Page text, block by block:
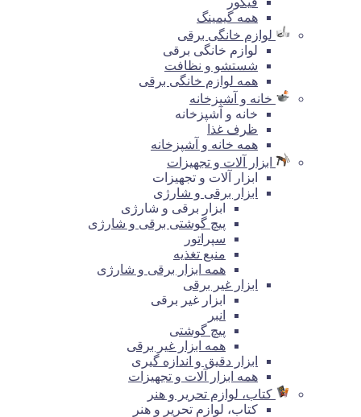
همه گیمینگ
لوازم خانگی برقی
لوازم خانگی برقی
شستشو و نظافت
همه لوازم خانگی برقی
خانه و آشپزخانه
خانه و آشپزخانه
ظرف غذا
همه خانه و آشپزخانه
ابزار آلات و تجهیزات
ابزار آلات و تجهیزات
ابزار برقی و شارژی
ابزار برقی و شارژی
پیچ گوشتی برقی و شارژی
سپراتور
منبع تغذیه
همه ابزار برقی و شارژی
ابزار غیر برقی
ابزار غیر برقی
انبر
پیچ گوشتی
همه ابزار غیر برقی
ابزار دقیق و اندازه گیری
همه ابزار آلات و تجهیزات
کتاب، لوازم تحریر و هنر
کتاب، لوازم تحریر و هنر